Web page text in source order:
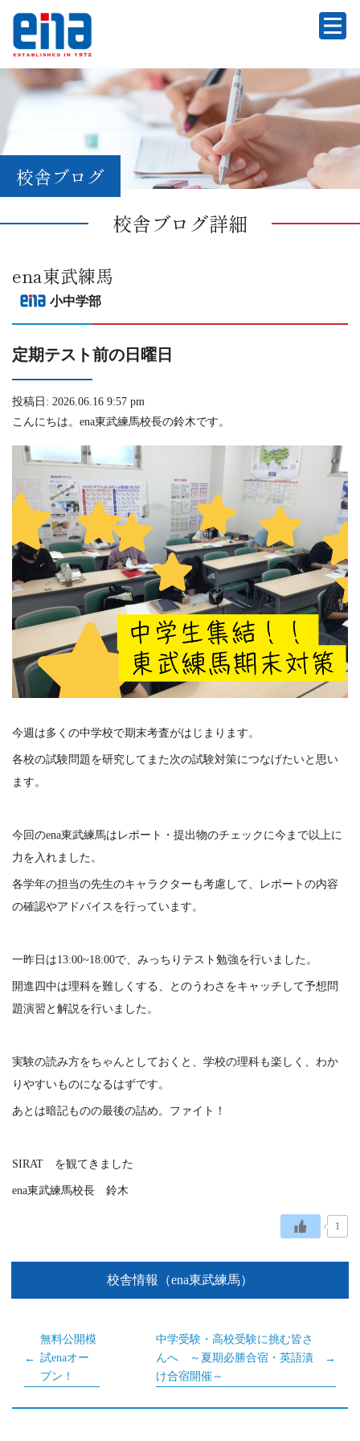
校舎ブログ
校舎ブログ詳細
ena東武練馬
小中学部
定期テスト前の日曜日
投稿日: 2026.06.16 9:57 pm
こんにちは。ena東武練馬校長の鈴木です。
今週は多くの中学校で期末考査がはじまります。
各校の試験問題を研究してまた次の試験対策につなげたいと思い
ます。
今回のena東武練馬はレポート・提出物のチェックに今まで以上に
力を入れました。
各学年の担当の先生のキャラクターも考慮して、レポートの内容
の確認やアドバイスを行っています。
一昨日は13:00~18:00で、みっちりテスト勉強を行いました。
開進四中は理科を難しくする、とのうわさをキャッチして予想問
題演習と解説を行いました。
実験の読み方をちゃんとしておくと、学校の理科も楽しく、わか
りやすいものになるはずです。
あとは暗記ものの最後の詰め。ファイト！
SIRAT を観てきました
ena東武練馬校長 鈴木
1
校舎情報（ena東武練馬）
無料公開模
試enaオー
プン！
中学受験・高校受験に挑む皆さ
んへ ～夏期必勝合宿・英語漬
け合宿開催～